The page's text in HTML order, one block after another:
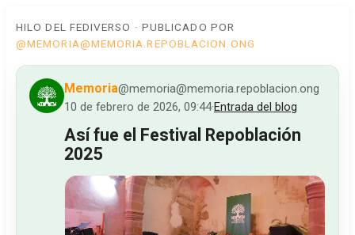
HILO DEL FEDIVERSO · PUBLICADO POR
@MEMORIA@MEMORIA.REPOBLACION.ONG
Memoria@memoria@memoria.repoblacion.ong
10 de febrero de 2026, 09:44·Entrada del blog
Así fue el Festival Repoblación
2025